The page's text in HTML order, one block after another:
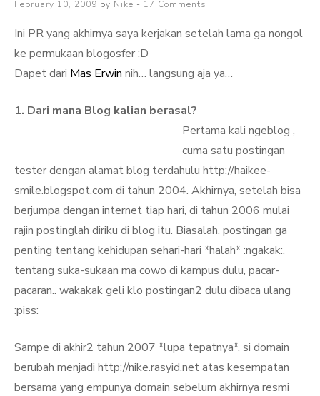
Posted
February 10, 2009 by Nike 17 Comments
Ini PR yang akhirnya saya kerjakan setelah lama ga nongol
ke permukaan blogosfer :D
Dapet dari Mas Erwin nih… langsung aja ya…
1. Dari mana Blog kalian berasal?
Pertama kali ngeblog ,
cuma satu postingan
tester dengan alamat blog terdahulu http://haikee-
smile.blogspot.com di tahun 2004. Akhirnya, setelah bisa
berjumpa dengan internet tiap hari, di tahun 2006 mulai
rajin postinglah diriku di blog itu. Biasalah, postingan ga
penting tentang kehidupan sehari-hari *halah* :ngakak:,
tentang suka-sukaan ma cowo di kampus dulu, pacar-
pacaran.. wakakak geli klo postingan2 dulu dibaca ulang
:piss:
Sampe di akhir2 tahun 2007 *lupa tepatnya*, si domain
berubah menjadi http://nike.rasyid.net atas kesempatan
bersama yang empunya domain sebelum akhirnya resmi